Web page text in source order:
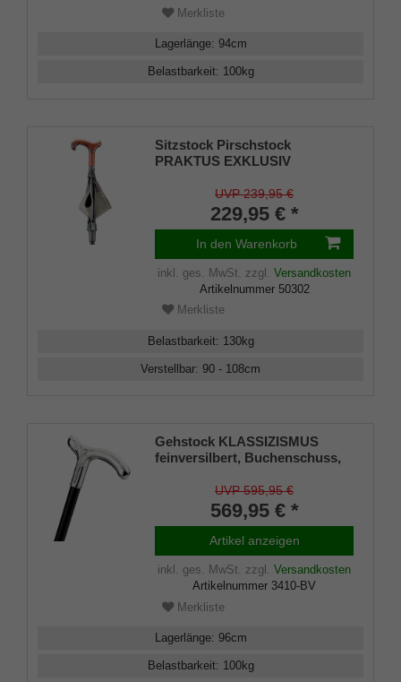
Merkliste
Lagerlänge: 94cm
Belastbarkeit: 100kg
Sitzstock Pirschstock
PRAKTUS EXKLUSIV
Buchenholz, aufklappbare
Sitzfläche aus Rindsleder,
Tellerzwinge für weiche Böden.
UVP 239,95 €
229,95 € *
In den Warenkorb
inkl. ges. MwSt. zzgl. Versandkosten
Artikelnummer 50302
Merkliste
Belastbarkeit: 130kg
Verstellbar: 90 - 108cm
Gehstock KLASSIZISMUS
feinversilbert, Buchenschuss,
Gummipuffer.UVP 595,95 €
569,95 € *
Artikel anzeigen
inkl. ges. MwSt. zzgl. Versandkosten
Artikelnummer 3410-BV
Merkliste
Lagerlänge: 96cm
Belastbarkeit: 100kg